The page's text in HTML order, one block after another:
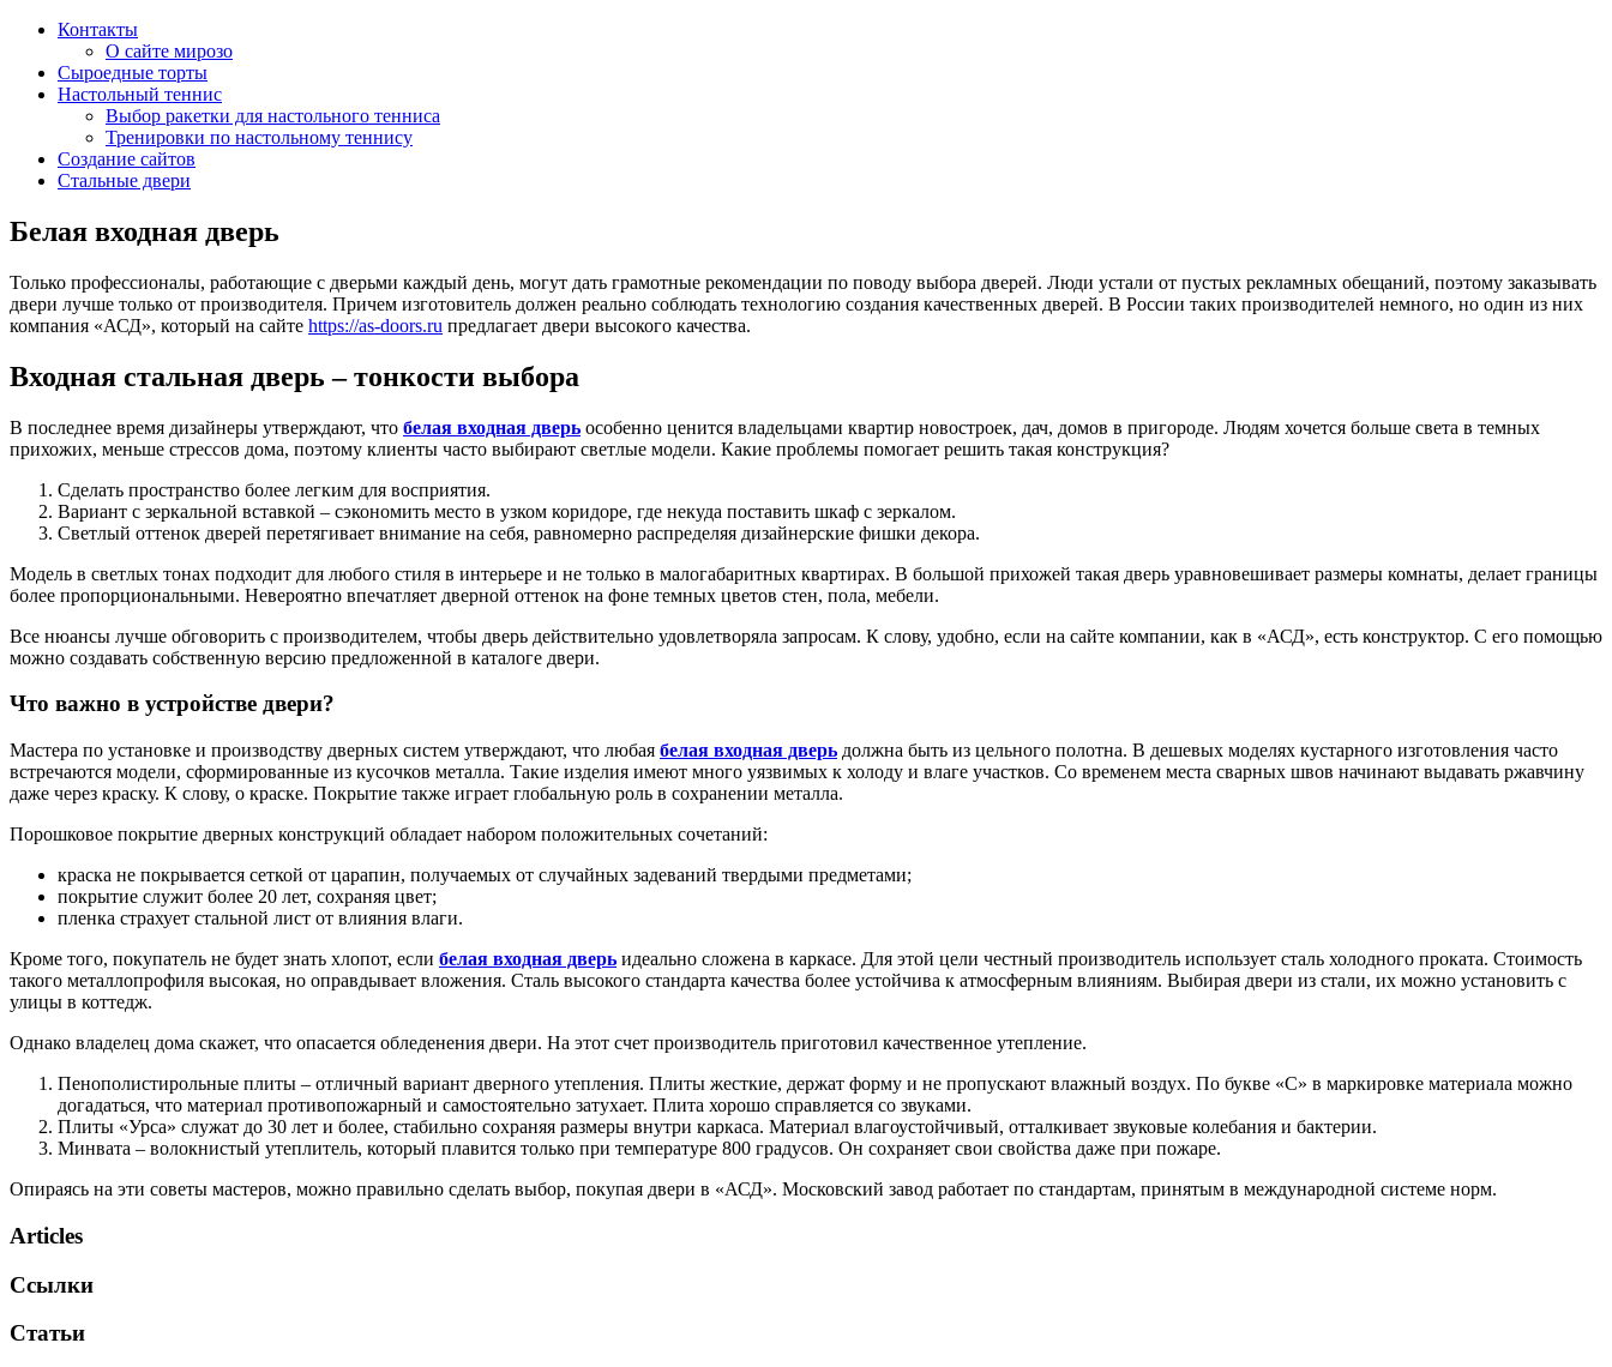
Контакты
О сайте мирозо
Сыроедные торты
Настольный теннис
Выбор ракетки для настольного тенниса
Тренировки по настольному теннису
Создание сайтов
Стальные двери
Белая входная дверь
Только профессионалы, работающие с дверьми каждый день, могут дать грамотные рекомендации по поводу выбора дверей. Люди устали от пустых рекламных обещаний, поэтому заказывать
двери лучше только от производителя. Причем изготовитель должен реально соблюдать технологию создания качественных дверей. В России таких производителей немного, но один из них
компания «АСД», который на сайте https://as-doors.ru предлагает двери высокого качества.
Входная стальная дверь – тонкости выбора
В последнее время дизайнеры утверждают, что белая входная дверь особенно ценится владельцами квартир новостроек, дач, домов в пригороде. Людям хочется больше света в темных
прихожих, меньше стрессов дома, поэтому клиенты часто выбирают светлые модели. Какие проблемы помогает решить такая конструкция?
Сделать пространство более легким для восприятия.
Вариант с зеркальной вставкой – сэкономить место в узком коридоре, где некуда поставить шкаф с зеркалом.
Светлый оттенок дверей перетягивает внимание на себя, равномерно распределяя дизайнерские фишки декора.
Модель в светлых тонах подходит для любого стиля в интерьере и не только в малогабаритных квартирах. В большой прихожей такая дверь уравновешивает размеры комнаты, делает границы
более пропорциональными. Невероятно впечатляет дверной оттенок на фоне темных цветов стен, пола, мебели.
Все нюансы лучше обговорить с производителем, чтобы дверь действительно удовлетворяла запросам. К слову, удобно, если на сайте компании, как в «АСД», есть конструктор. С его помощью
можно создавать собственную версию предложенной в каталоге двери.
Что важно в устройстве двери?
Мастера по установке и производству дверных систем утверждают, что любая белая входная дверь должна быть из цельного полотна. В дешевых моделях кустарного изготовления часто
встречаются модели, сформированные из кусочков металла. Такие изделия имеют много уязвимых к холоду и влаге участков. Со временем места сварных швов начинают выдавать ржавчину
даже через краску. К слову, о краске. Покрытие также играет глобальную роль в сохранении металла.
Порошковое покрытие дверных конструкций обладает набором положительных сочетаний:
краска не покрывается сеткой от царапин, получаемых от случайных задеваний твердыми предметами;
покрытие служит более 20 лет, сохраняя цвет;
пленка страхует стальной лист от влияния влаги.
Кроме того, покупатель не будет знать хлопот, если белая входная дверь идеально сложена в каркасе. Для этой цели честный производитель использует сталь холодного проката. Стоимость
такого металлопрофиля высокая, но оправдывает вложения. Сталь высокого стандарта качества более устойчива к атмосферным влияниям. Выбирая двери из стали, их можно установить с
улицы в коттедж.
Однако владелец дома скажет, что опасается обледенения двери. На этот счет производитель приготовил качественное утепление.
Пенополистирольные плиты – отличный вариант дверного утепления. Плиты жесткие, держат форму и не пропускают влажный воздух. По букве «С» в маркировке материала можно
догадаться, что материал противопожарный и самостоятельно затухает. Плита хорошо справляется со звуками.
Плиты «Урса» служат до 30 лет и более, стабильно сохраняя размеры внутри каркаса. Материал влагоустойчивый, отталкивает звуковые колебания и бактерии.
Минвата – волокнистый утеплитель, который плавится только при температуре 800 градусов. Он сохраняет свои свойства даже при пожаре.
Опираясь на эти советы мастеров, можно правильно сделать выбор, покупая двери в «АСД». Московский завод работает по стандартам, принятым в международной системе норм.
Articles
Ссылки
Статьи